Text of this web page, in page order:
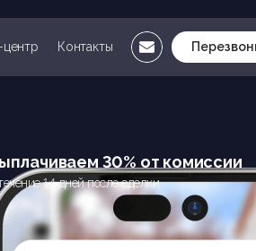
Контакты
30% от комиссии
14 дней после сделки